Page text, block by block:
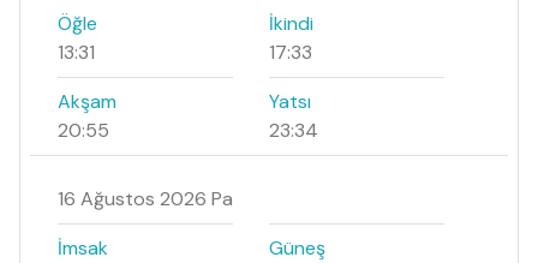
Öğle
13:31
İkindi
17:33
Akşam
20:55
Yatsı
23:34
16 Ağustos 2026 Pa
İmsak
Güneş